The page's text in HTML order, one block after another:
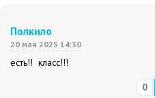
Полкило
20 мая 2025 14:30
есть!! класс!!!
0